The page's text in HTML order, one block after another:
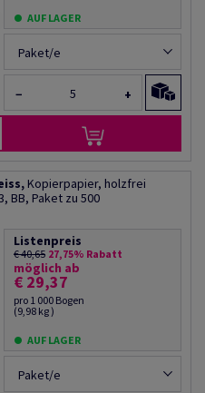
AUF LAGER
Paket/e
− +
Kopierpapier, holzfrei
BB, Paket zu 500
Listenpreis
€ 40,65 27,75% Rabatt
möglich ab
€ 29,37
pro 1 000 Bogen
(9,98 kg )
AUF LAGER
Paket/e